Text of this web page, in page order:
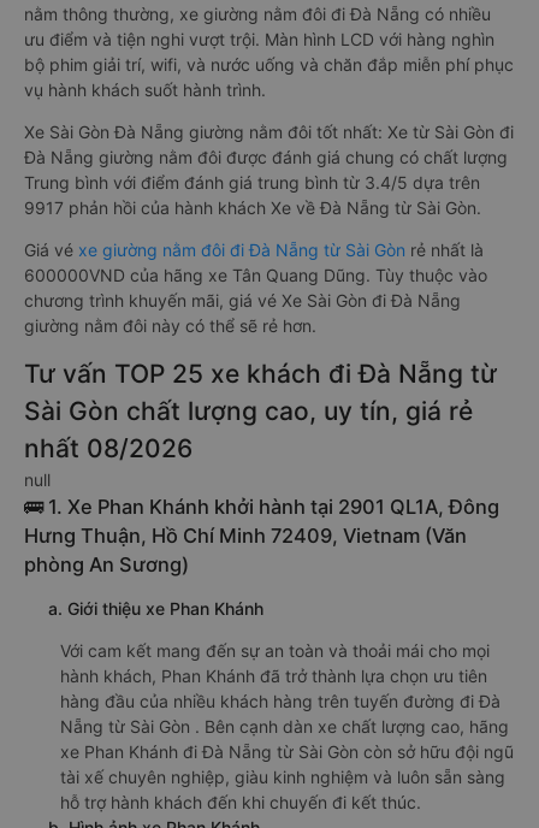
nằm thông thường, xe giường nằm đôi đi Đà Nẵng có nhiều
ưu điểm và tiện nghi vượt trội. Màn hình LCD với hàng nghìn
bộ phim giải trí, wifi, và nước uống và chăn đắp miễn phí phục
vụ hành khách suốt hành trình.
Xe Sài Gòn Đà Nẵng giường nằm đôi tốt nhất: Xe từ Sài Gòn đi
Đà Nẵng giường nằm đôi được đánh giá chung có chất lượng
Trung bình với điểm đánh giá trung bình từ 3.4/5 dựa trên
9917 phản hồi của hành khách Xe về Đà Nẵng từ Sài Gòn.
Giá vé xe giường nằm đôi đi Đà Nẵng từ Sài Gòn rẻ nhất là
600000VND của hãng xe Tân Quang Dũng. Tùy thuộc vào
chương trình khuyến mãi, giá vé Xe Sài Gòn đi Đà Nẵng
giường nằm đôi này có thể sẽ rẻ hơn.
Tư vấn TOP 25 xe khách đi Đà Nẵng từ
Sài Gòn chất lượng cao, uy tín, giá rẻ
nhất 08/2026
null
🚌 1. Xe Phan Khánh khởi hành tại 2901 QL1A, Đông
Hưng Thuận, Hồ Chí Minh 72409, Vietnam (Văn
phòng An Sương)
a. Giới thiệu xe Phan Khánh
Với cam kết mang đến sự an toàn và thoải mái cho mọi
hành khách, Phan Khánh đã trở thành lựa chọn ưu tiên
hàng đầu của nhiều khách hàng trên tuyến đường đi Đà
Nẵng từ Sài Gòn . Bên cạnh dàn xe chất lượng cao, hãng
xe Phan Khánh đi Đà Nẵng từ Sài Gòn còn sở hữu đội ngũ
tài xế chuyên nghiệp, giàu kinh nghiệm và luôn sẵn sàng
hỗ trợ hành khách đến khi chuyến đi kết thúc.